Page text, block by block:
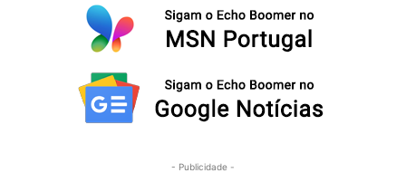
- Publicidade -